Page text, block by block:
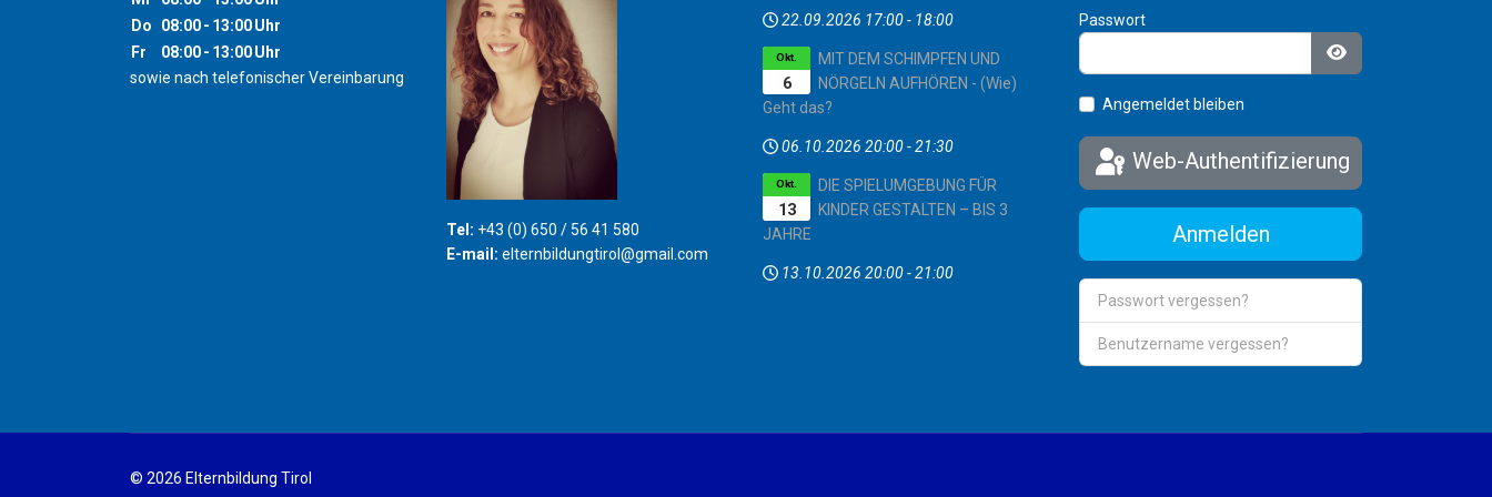
Do
08:00- 13:00Uhr
Fr
08:00- 13:00Uhr
sowie nach telefonischer Vereinbarung
Tel: +43 (0) 650 / 56 41 580
E-mail: elternbildungtirol@gmail.com
22.09.2026 17:00- 18:00
6
Okt.
MIT DEM SCHIMPFEN UND
NÖRGELN AUFHÖREN - (Wie)
Geht das?
06.10.2026 20:00-21:30
13
Okt.
DIE SPIELUMGEBUNG FÜR
KINDER GESTALTEN – BIS 3
JAHRE
13.10.2026 20:00-21:00
Passwort
Passwort anzeigen
Angemeldet bleiben
Web-Authentifizierung
Anmelden
Passwort vergessen?
Benutzername vergessen?
© 2026 Elternbildung Tirol